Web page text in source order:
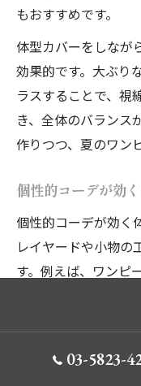
もおすすめです。
体型カバーをしなが
効果的です。大ぶり
ラスすることで、視
き、全体のバランス
作りつつ、夏のワン
個性的コーデが効
個性的コーデが効く
レイヤードや小物の
す。例えば、ワンピ
クティブな印象にす
しつつトレンド感を
また、ワンピース
03-5823-